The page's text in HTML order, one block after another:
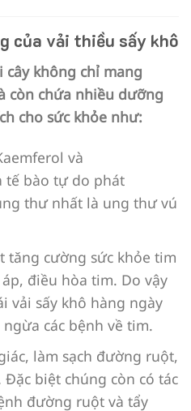
của vải thiều sấy khô
không chỉ mang
còn chứa nhiều dưỡng
cho sức khỏe như:
và
tế bào tự do phát
thư nhất là ung thư vú
tăng cường sức khỏe tim
điều hòa tim. Do vậy
vải sấy khô hàng ngày
các bệnh về tim.
làm sạch đường ruột,
biệt chúng còn có tác
đường ruột và tẩy